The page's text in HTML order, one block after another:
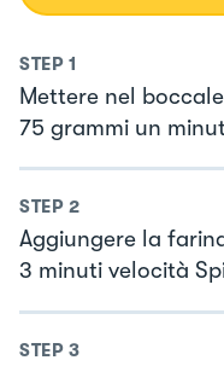
STEP 1
Mettere nel
75 grammi un
STEP 2
Aggiungere la
3 minuti velocità
STEP 3